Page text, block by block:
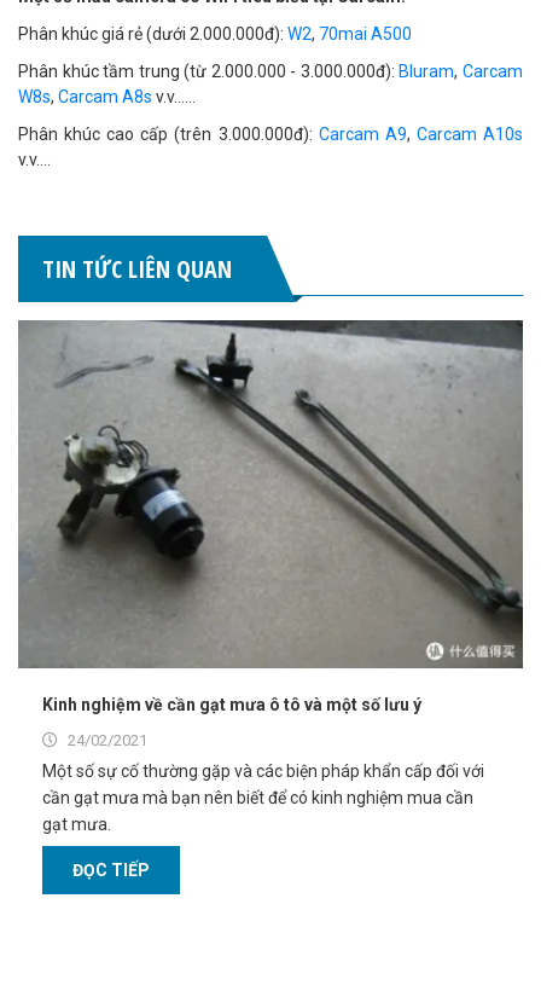
Phân khúc giá rẻ (dưới 2.000.000đ): W2, 70mai A500
Phân khúc tầm trung (từ 2.000.000 - 3.000.000đ): Bluram,Carcam
W8s, Carcam A8s v.v......
Phân khúc cao cấp (trên 3.000.000đ): Carcam A9, Carcam A10s
v.v....
TIN TỨC LIÊN QUAN
Kinh nghiệm về cần gạt mưa ô tô và một số lưu ý
24/02/2021
Một số sự cố thường gặp và các biện pháp khẩn cấp đối với
cần gạt mưa mà bạn nên biết để có kinh nghiệm mua cần
gạt mưa.
ĐỌC TIẾP